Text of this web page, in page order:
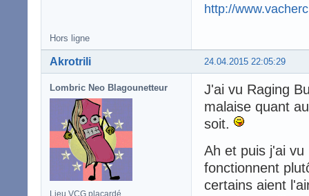
http://
Hors ligne
24.04.2015 22:05:29
Akrotrili
Lombric Neo Blagounetteur
Lieu VCG placardé
J'ai vu Raging
malaise quant
soit.
Ah et puis j'ai
fonctionnent
certains aient